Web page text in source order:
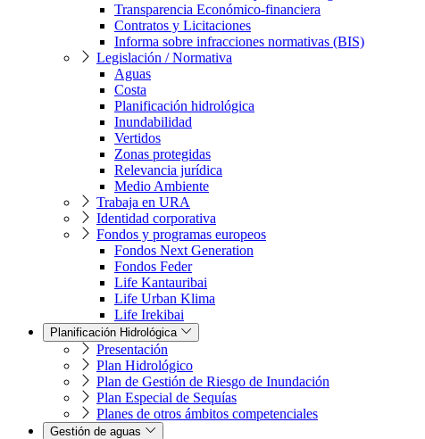
Transparencia Económico-financiera
Contratos y Licitaciones
Informa sobre infracciones normativas (BIS)
Legislación / Normativa
Aguas
Costa
Planificación hidrológica
Inundabilidad
Vertidos
Zonas protegidas
Relevancia jurídica
Medio Ambiente
Trabaja en URA
Identidad corporativa
Fondos y programas europeos
Fondos Next Generation
Fondos Feder
Life Kantauribai
Life Urban Klima
Life Irekibai
Planificación Hidrológica
Presentación
Plan Hidrológico
Plan de Gestión de Riesgo de Inundación
Plan Especial de Sequías
Planes de otros ámbitos competenciales
Gestión de aguas